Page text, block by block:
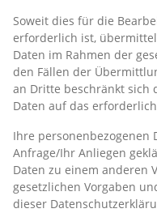
Soweit dies für die
erforderlich ist,
Daten im Rahmen der
den Fällen der
an Dritte beschränkt sich
Daten auf das
Ihre personenbezogenen
Anfrage/Ihr Anliegen
Daten zu einem anderen
gesetzlichen Vorgaben
dieser